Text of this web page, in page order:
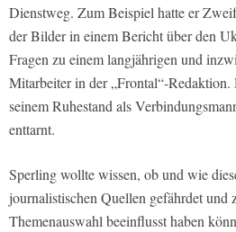
Dienstweg. Zum Beispiel hatte er
der Bilder in einem Bericht über den
Fragen zu einem langjährigen und
Mitarbeiter in der „Frontal“-
seinem Ruhestand als
enttarnt.
Sperling wollte wissen, ob und wie
journalistischen Quellen gefährdet und
Themenauswahl beeinflusst haben